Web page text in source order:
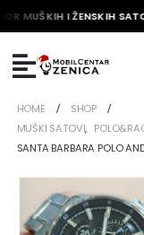
MUŠKIH I ŽENSKIH
HOME
SHOP
MUŠKI SATOVI,
SANTA BARBARA POLO